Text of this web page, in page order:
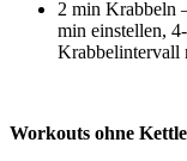
2 min Krabbeln
min einstellen,
Krabbelintervall
Workouts ohne